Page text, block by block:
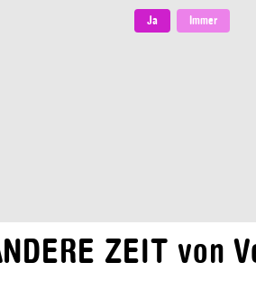
Ja Immer
ZEIT von